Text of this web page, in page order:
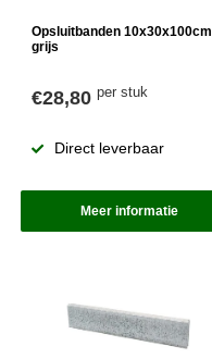
Opsluitbanden 10x30x100cm
grijs
€28,80 per stuk
Direct leverbaar
Meer informatie